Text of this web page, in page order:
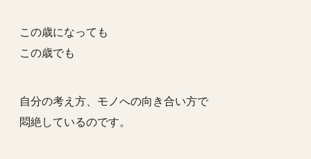
この歳になっても
この歳でも
自分の考え方、モノへの向き合い方で
悶絶しているのです。